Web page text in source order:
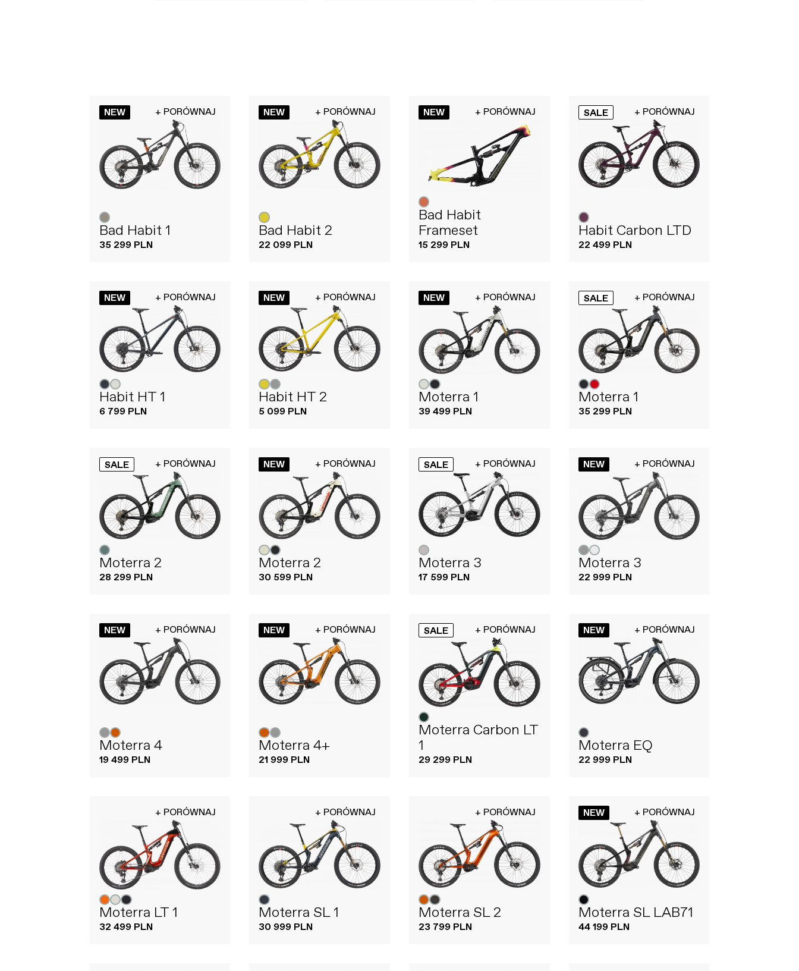
NEW + PORÓWNAJ
Bad Habit 1
35 299 PLN
NEW + PORÓWNAJ
Bad Habit 2
22 099 PLN
NEW + PORÓWNAJ
Bad Habit
Frameset
15 299 PLN
SALE + PORÓWNAJ
Habit Carbon LTD
22 499 PLN
NEW + PORÓWNAJ
Habit HT 1
6 799 PLN
NEW + PORÓWNAJ
Habit HT 2
5 099 PLN
NEW + PORÓWNAJ
Moterra 1
39 499 PLN
SALE + PORÓWNAJ
Moterra 1
35 299 PLN
SALE + PORÓWNAJ
Moterra 2
28 299 PLN
NEW + PORÓWNAJ
Moterra 2
30 599 PLN
SALE + PORÓWNAJ
Moterra 3
17 599 PLN
NEW + PORÓWNAJ
Moterra 3
22 999 PLN
NEW + PORÓWNAJ
Moterra 4
19 499 PLN
NEW + PORÓWNAJ
Moterra 4+
21 999 PLN
SALE + PORÓWNAJ
Moterra Carbon LT
1
29 299 PLN
NEW + PORÓWNAJ
Moterra EQ
22 999 PLN
+ PORÓWNAJ
Moterra LT 1
32 499 PLN
+ PORÓWNAJ
Moterra SL 1
30 999 PLN
+ PORÓWNAJ
Moterra SL 2
23 799 PLN
NEW + PORÓWNAJ
Moterra SL LAB71
44 199 PLN